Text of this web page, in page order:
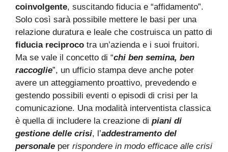
coinvolgente, suscitando fiducia e “affidamento”.
Solo così sarà possibile mettere le basi per una
relazione duratura e leale che costruisca un patto di
fiducia reciproco tra un’azienda e i suoi fruitori.
Ma se vale il concetto di “chi ben semina, ben
raccoglie”, un ufficio stampa deve anche poter
avere un atteggiamento proattivo, prevedendo e
gestendo possibili eventi o episodi di crisi per la
comunicazione. Una modalità interventista classica
è quella di includere la creazione di piani di
gestione delle crisi, l’addestramento del
personale per rispondere in modo efficace alle crisi